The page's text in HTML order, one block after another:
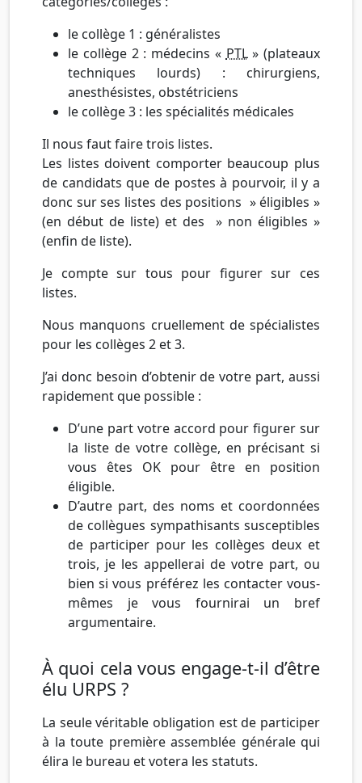
le collège 1 : généralistes
le collège 2 : médecins « PTL» (plateaux
techniques lourds) : chirurgiens,
anesthésistes, obstétriciens
le collège 3 : les spécialités médicales
Il nous faut faire trois listes.
Les listes doivent comporter beaucoup plus
de candidats que de postes à pourvoir, il y a
donc sur ses listes des positions » éligibles »
(en début de liste) et des » non éligibles »
(enfin de liste).
Je compte sur tous pour figurer sur ces
listes.
Nous manquons cruellement de spécialistes
pour les collèges 2 et 3.
J’ai donc besoin d’obtenir de votre part, aussi
rapidement que possible :
D’une part votre accord pour figurer sur
la liste de votre collège, en précisant si
vous êtes OK pour être en position
éligible.
D’autre part, des noms et coordonnées
de collègues sympathisants susceptibles
de participer pour les collèges deux et
trois, je les appellerai de votre part, ou
bien si vous préférez les contacter vous-
mêmes je vous fournirai un bref
argumentaire.
À quoi cela vous engage-t-il d’être
élu URPS ?
La seule véritable obligation est de participer
à la toute première assemblée générale qui
élira le bureau et votera les statuts.